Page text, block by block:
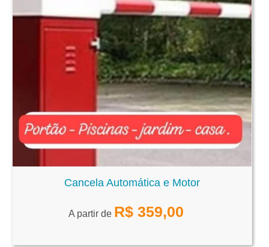
Cancela Automática e Motor
A partir de R$ 359,00